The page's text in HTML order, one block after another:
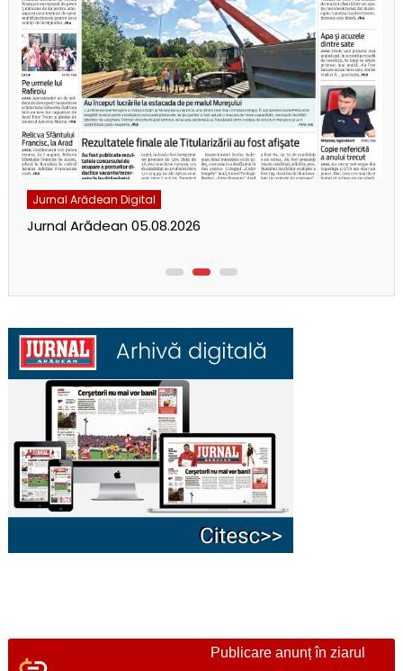
Jurnal Arădean Digital
Jurnal Arădean 05.08.2026
Publicare anunț în ziarul